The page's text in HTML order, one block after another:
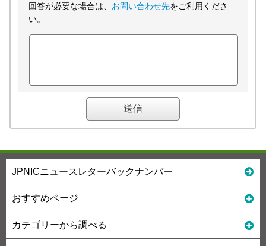
回答が必要な場合は、 お問い合わせ先をご利用くださ
い。
JPNICニュースレターバックナンバー
おすすめページ
カテゴリーから調べる